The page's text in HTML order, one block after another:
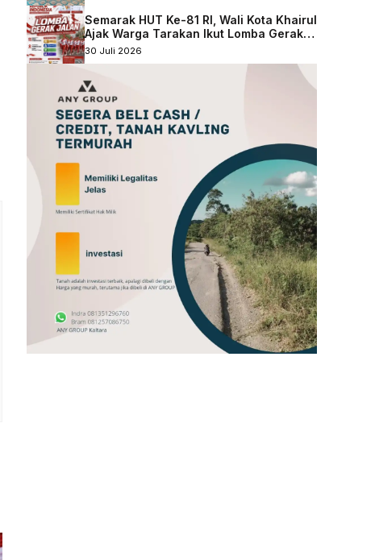
Semarak HUT Ke-81 RI, Wali Kota Khairul
Ajak Warga Tarakan Ikut Lomba Gerak
Jalan
30 Juli 2026